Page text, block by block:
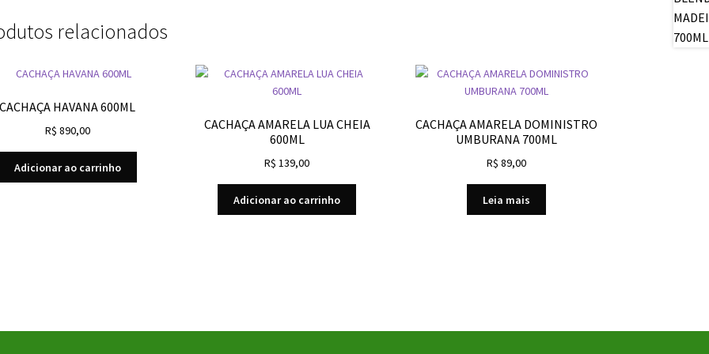
relacionados
CACHAÇA HAVANA 600ML
R$ 890,00
Adicionar ao carrinho
CACHAÇA AMARELA LUA CHEIA
600ML
R$ 139,00
Adicionar ao carrinho
CACHAÇA AMARELA DOMINISTRO
UMBURANA 700ML
R$ 89,00
Leia mais